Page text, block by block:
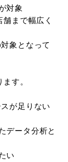
対象
まで幅広く
象となって
す。
が足りない
データ分析と
い